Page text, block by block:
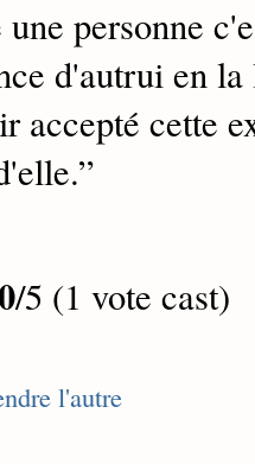
personne
d'autrui en la
accepté cette
”
/5 (1 vote cast)
l'autre